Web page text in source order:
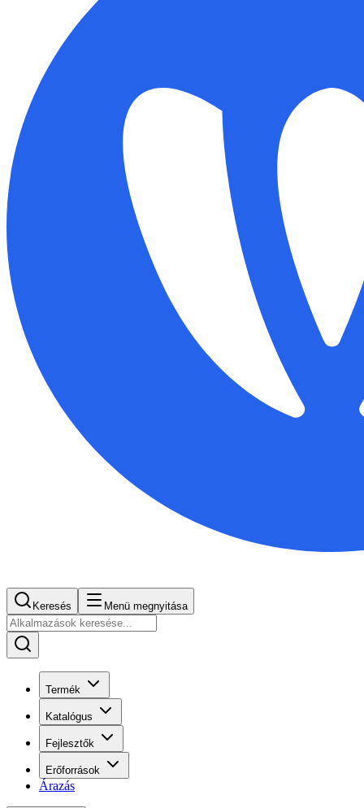
Keresés Menü megnyitása
Termék
Katalógus
Fejlesztők
Erőforrások
Árazás